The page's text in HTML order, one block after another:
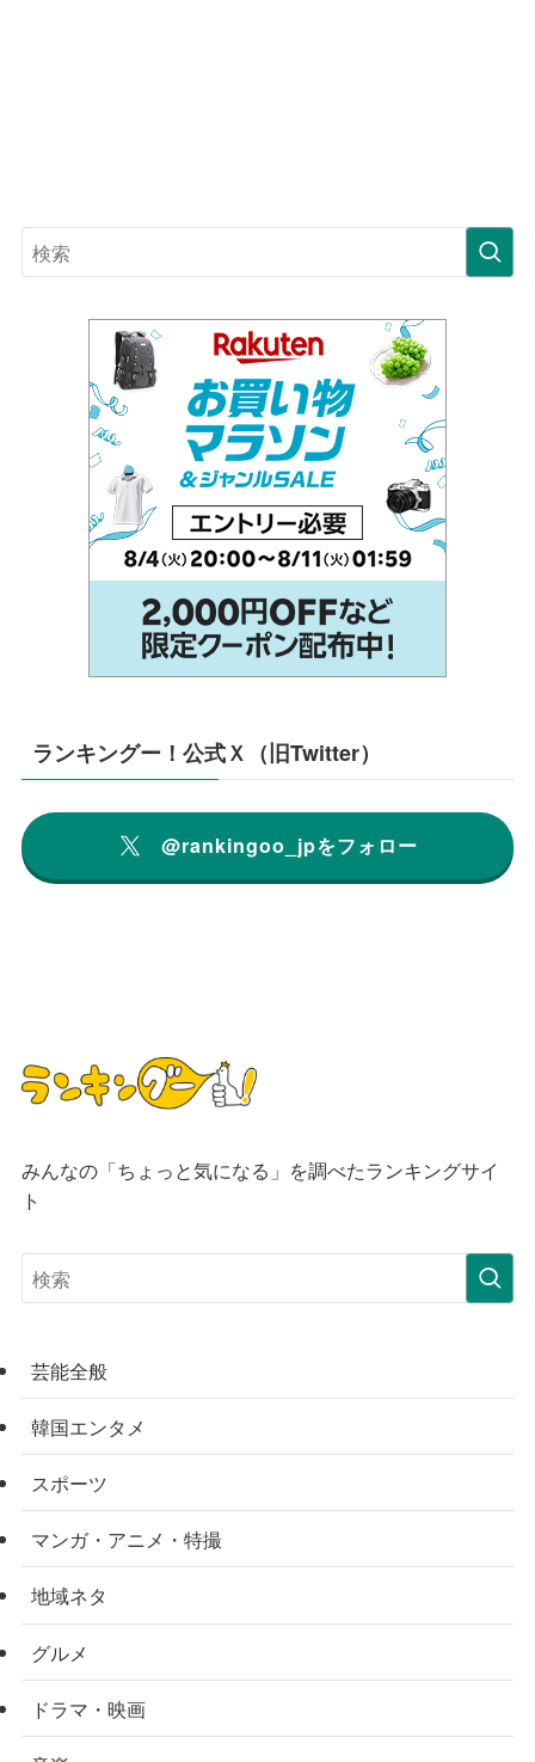
ランキングー！公式Ｘ（旧Twitter）
@rankingoo_jpをフォロー
みんなの「ちょっと気になる」を調べたランキングサイ
ト
芸能全般
韓国エンタメ
スポーツ
マンガ・アニメ・特撮
地域ネタ
グルメ
ドラマ・映画